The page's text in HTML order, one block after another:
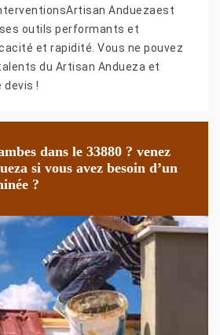
Anduezaest
outils performants et
et rapidité. Vous ne pouvez
du Artisan Andueza et
!
dans le 33880 ? venez
si vous avez besoin d’un
?